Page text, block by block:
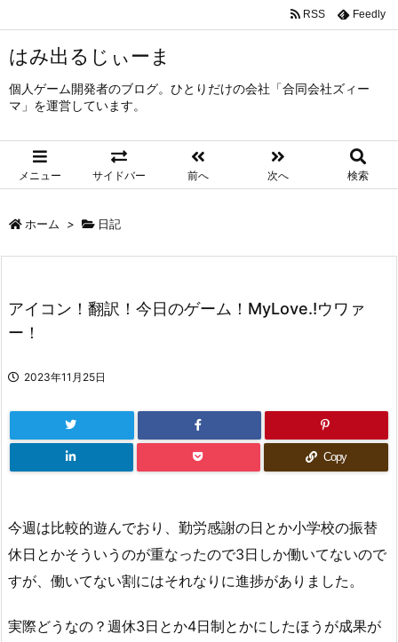
はみ出るじぃーま
個人ゲーム開発者のブログ。ひとりだけの会社「合同会社ズィー
マ」を運営しています。
メニュー サイドバー 前へ 次へ 検索
RSS Feedly
ホーム > 日記
アイコン！翻訳！今日のゲーム！MyLove.!ウワァ
ー！
2023年11月25日
Copy
今週は比較的遊んでおり、勤労感謝の日とか小学校の振替
休日とかそういうのが重なったので3日しか働いてないので
すが、働いてない割にはそれなりに進捗がありました。
実際どうなの？週休3日とか4日制とかにしたほうが成果が